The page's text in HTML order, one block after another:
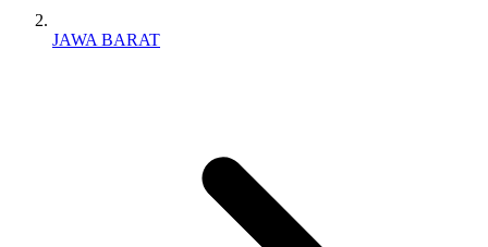
JAWA BARAT